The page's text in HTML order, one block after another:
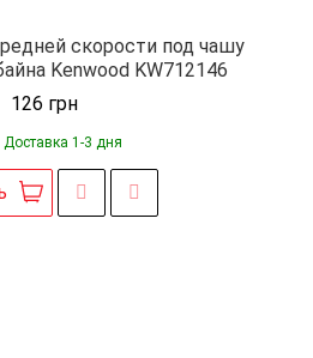
скорости под чашу
Kenwood KW712146
126 грн
Доставка 1-3 дня